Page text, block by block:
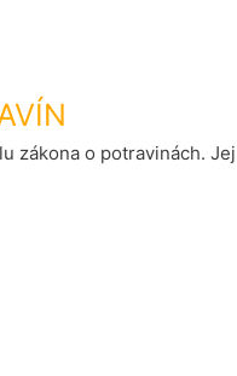
zákona o potravinách.